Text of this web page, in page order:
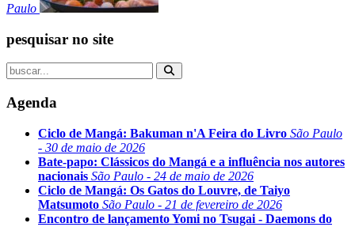
Paulo
pesquisar no site
Agenda
Ciclo de Mangá: Bakuman n'A Feira do Livro São Paulo
- 30 de maio de 2026
Bate-papo: Clássicos do Mangá e a influência nos autores
nacionais São Paulo - 24 de maio de 2026
Ciclo de Mangá: Os Gatos do Louvre, de Taiyo
Matsumoto São Paulo - 21 de fevereiro de 2026
Encontro de lançamento Yomi no Tsugai - Daemons do